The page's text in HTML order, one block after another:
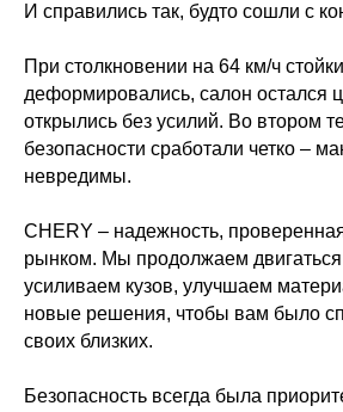
И справились так, будто сошли с
При столкновении на 64 км/ч
деформировались, салон остался
открылись без усилий. Во втором
безопасности сработали четко –
невредимы.
CHERY – надежность,
рынком. Мы продолжаем
усиливаем кузов, улучшаем
новые решения, чтобы вам было
своих близких.
Безопасность всегда была